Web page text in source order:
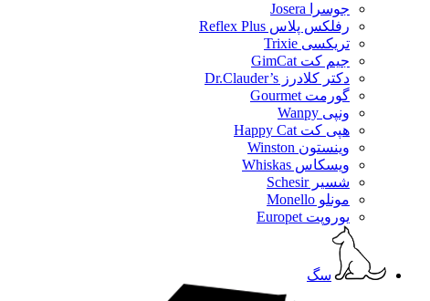
جوسرا Josera
رفلکس پلاس Reflex Plus
تریکسی Trixie
جیم کت GimCat
دکتر کلادرز Dr.Clauder’s
گورمت Gourmet
ونپی Wanpy
هپی کت Happy Cat
وینستون Winston
ویسکاس Whiskas
شسیر Schesir
مونلو Monello
یوروپت Europet
سگ